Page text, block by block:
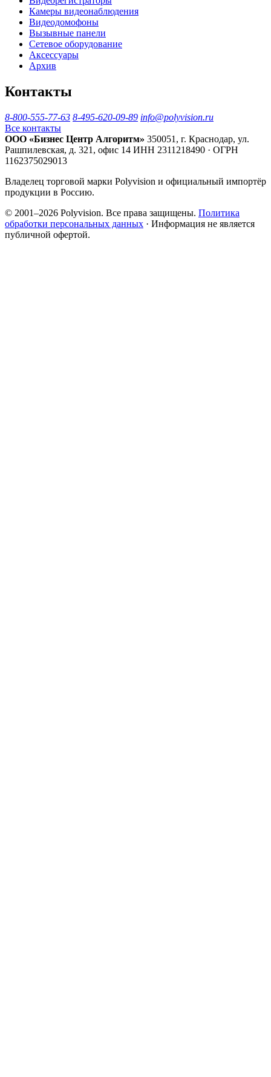
Камеры видеонаблюдения
Видеодомофоны
Вызывные панели
Сетевое оборудование
Аксессуары
Архив
Контакты
8-800-555-77-63 8-495-620-09-89 info@polyvision.ru
Все контакты
ООО «Бизнес Центр Алгоритм» 350051, г. Краснодар, ул.
Рашпилевская, д. 321, офис 14 ИНН 2311218490 · ОГРН
1162375029013
Владелец торговой марки Polyvision и официальный импортёр
продукции в Россию.
© 2001–2026 Polyvision. Все права защищены. Политика
обработки персональных данных · Информация не является
публичной офертой.